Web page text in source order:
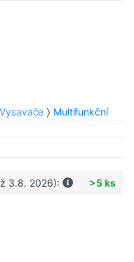
Vysavače
Multifunkční
3.8. 2026): >5 ks